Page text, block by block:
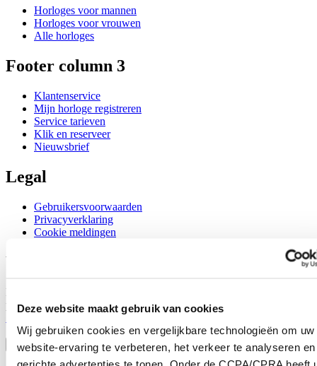
Deze website maakt gebruik van cookies
Wij gebruiken cookies en vergelijkbare technologieën om uw
website-ervaring te verbeteren, het verkeer te analyseren en
Horloges voor mannen
Horloges voor vrouwen
Alle horloges
Footer column 3
Klantenservice
Mijn horloge registreren
Service tarieven
Klik en reserveer
Nieuwsbrief
Legal
Gebruikersvoorwaarden
Privacyverklaring
Cookie meldingen
Word lid van de CERTINA club
Meld je aan en ontvang exclusieve aanbiedingen en
productrecensies
Selecteer een land/regio
Taalkeuze